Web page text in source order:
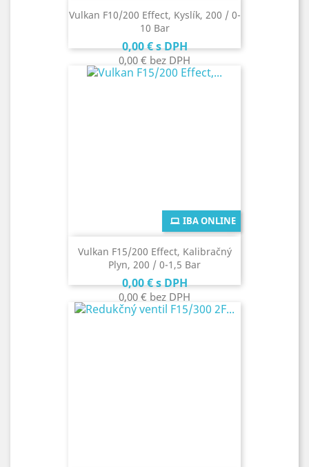
Vulkan F10/200 Effect, Kyslík, 200 / 0-
10 Bar
Cena
0,00 €s DPH
0,00 € bez DPH
Vulkan F15/200 Effect, Kalibračný
Plyn, 200 / 0-1,5 Bar
Cena
0,00 €s DPH
0,00 € bez DPH
IBA ONLINE